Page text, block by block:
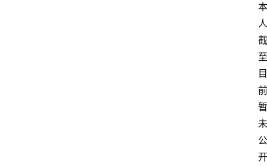
本
人
截
至
目
前
暂
未
公
开